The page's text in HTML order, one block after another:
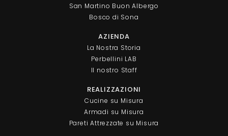
San Martino Buon Albergo
Bosco di Sona
AZIENDA
La Nostra Storia
Perbellini LAB
Il nostro Staff
REALIZZAZIONI
Cucine su Misura
Armadi su Misura
Pareti Attrezzate su Misura